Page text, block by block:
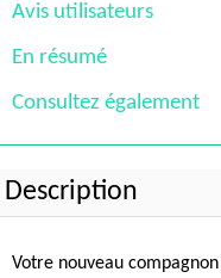
Avis utilisateurs
En résumé
Consultez également
Description
Votre nouveau